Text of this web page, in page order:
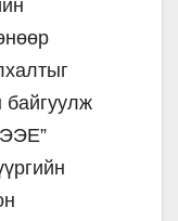
байгуулж